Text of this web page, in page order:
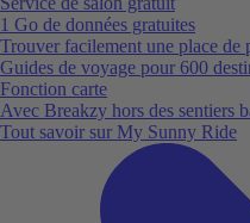
1 Go de données gratuites
Trouver facilement une place de
Guides de voyage pour 600
Fonction carte
Avec Breakzy hors des sentiers
Tout savoir sur My Sunny Ride